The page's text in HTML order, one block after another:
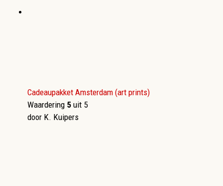
Cadeaupakket Amsterdam (art prints)
Waardering 5 uit 5
door K. Kuipers